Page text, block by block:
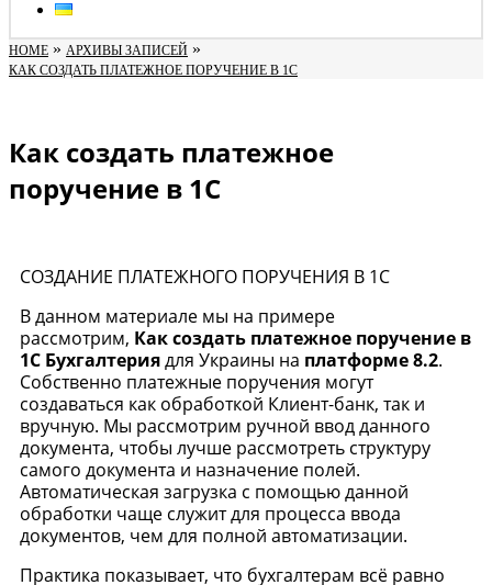
HOME » АРХИВЫ ЗАПИСЕЙ »
КАК СОЗДАТЬ ПЛАТЕЖНОЕ ПОРУЧЕНИЕ В 1С
Как создать платежное
поручение в 1С
СОЗДАНИЕ ПЛАТЕЖНОГО ПОРУЧЕНИЯ В 1С
В данном материале мы на примере
рассмотрим, Как создать платежное поручение в
1С Бухгалтериядля Украины на платформе 8.2.
Собственно платежные поручения могут
создаваться как обработкой Клиент-банк, так и
вручную. Мы рассмотрим ручной ввод данного
документа, чтобы лучше рассмотреть структуру
самого документа и назначение полей.
Автоматическая загрузка с помощью данной
обработки чаще служит для процесса ввода
документов, чем для полной автоматизации.
Практика показывает, что бухгалтерам всё равно